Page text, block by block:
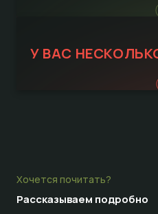
У ВАС
Хочется почитать?
Рассказываем подробно